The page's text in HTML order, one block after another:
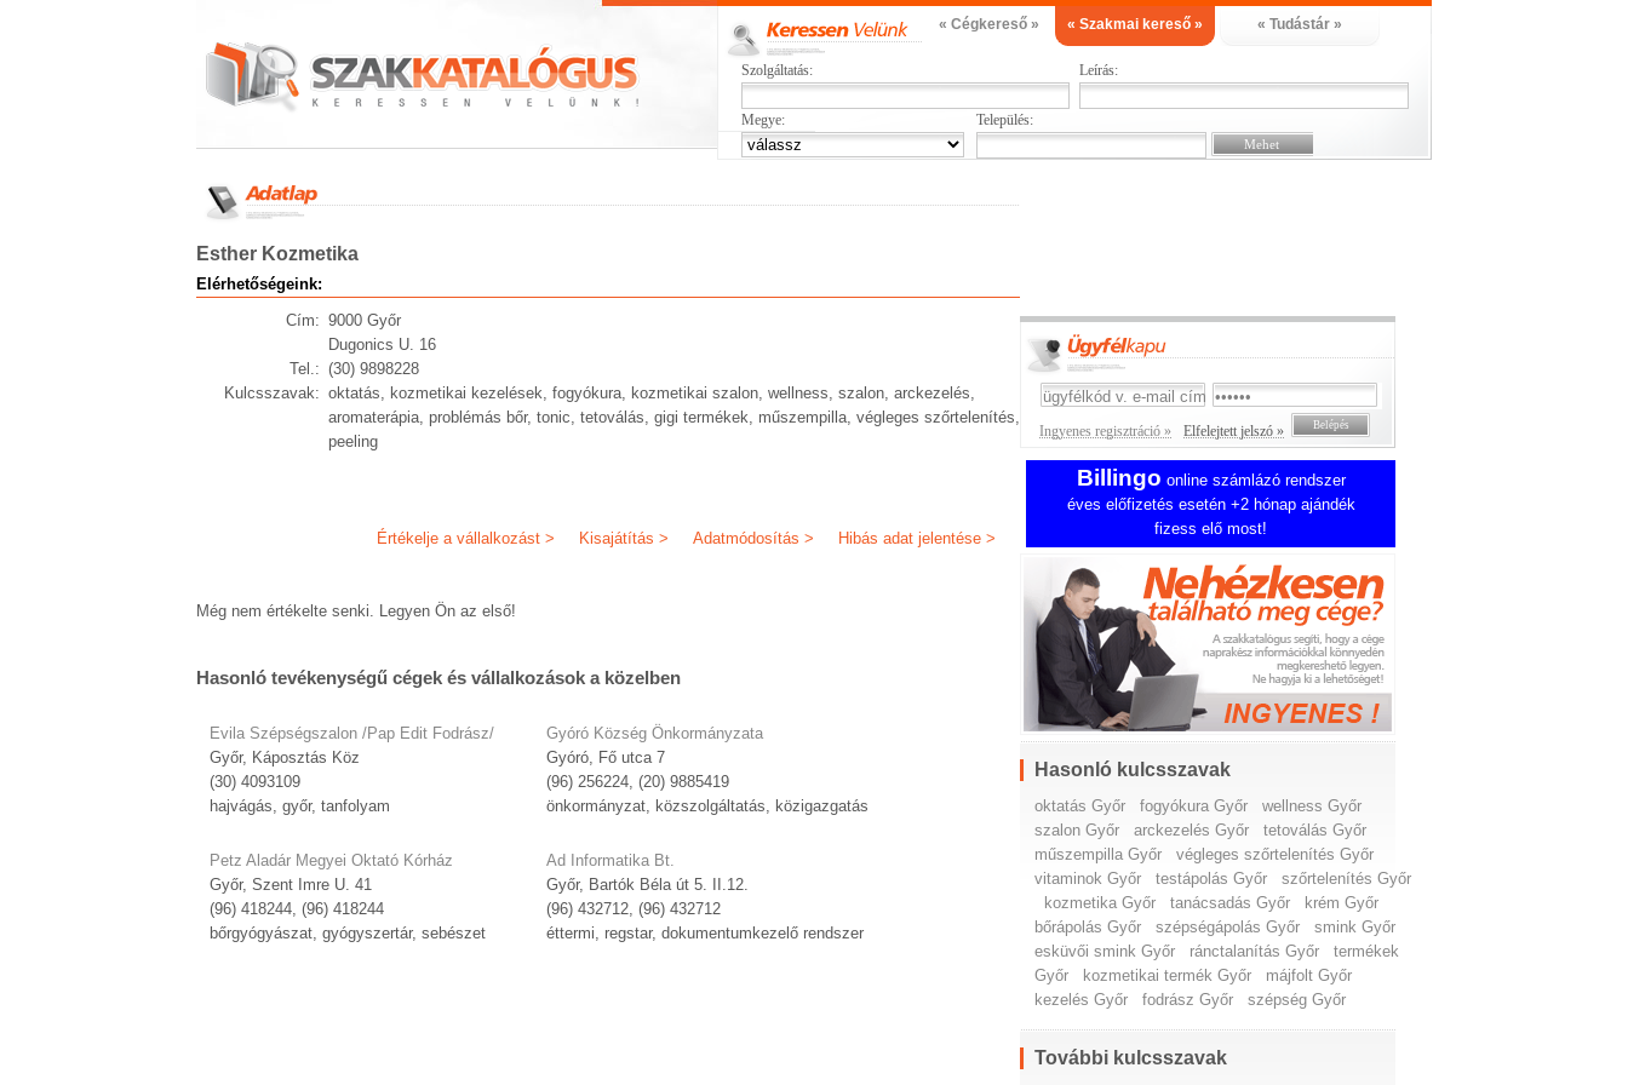
« Cégkereső » « Szakmai kereső » « Tudástár »
Szolgáltatás: Leírás:
Megye: Település:
Esther Kozmetika
Elérhetőségeink:
Cím: 9000 Győr
Dugonics U. 16
Tel.: (30) 9898228
Kulcsszavak: oktatás, kozmetikai kezelések, fogyókura, kozmetikai szalon, wellness, szalon, arckezelés,
aromaterápia, problémás bőr, tonic, tetoválás, gigi termékek, műszempilla, végleges szőrtelenítés,
peeling
Hibás adat jelentése >
Adatmódosítás >
Kisajátítás >
Értékelje a vállalkozást >
Még nem értékelte senki. Legyen Ön az első!
Hasonló tevékenységű cégek és vállalkozások a közelben
Evila Szépségszalon /Pap Edit Fodrász/
Győr, Káposztás Köz
(30) 4093109
hajvágás, győr, tanfolyam
Petz Aladár Megyei Oktató Kórház
Győr, Szent Imre U. 41
(96) 418244, (96) 418244
bőrgyógyászat, gyógyszertár, sebészet
Gyóró Község Önkormányzata
Gyóró, Fő utca 7
(96) 256224, (20) 9885419
önkormányzat, közszolgáltatás, közigazgatás
Ad Informatika Bt.
Győr, Bartók Béla út 5. II.12.
(96) 432712, (96) 432712
éttermi, regstar, dokumentumkezelő rendszer
Ingyenes regisztráció » Elfelejtett jelszó »
Billingo online számlázó rendszer
éves előfizetés esetén +2 hónap ajándék
fizess elő most!
Hasonló kulcsszavak
oktatás Győr fogyókura Győr
wellness Győr
szalon Győr
arckezelés Győr
tetoválás Győr
műszempilla Győr
végleges szőrtelenítés Győr
vitaminok Győr
testápolás Győr
szőrtelenítés Győr
kozmetika Győr
tanácsadás Győr
krém Győr
bőrápolás Győr
szépségápolás Győr
smink Győr
esküvői smink Győr
ránctalanítás Győr
termékek
Győr
kozmetikai termék Győr
májfolt Győr
kezelés Győr
fodrász Győr szépség Győr
További kulcsszavak